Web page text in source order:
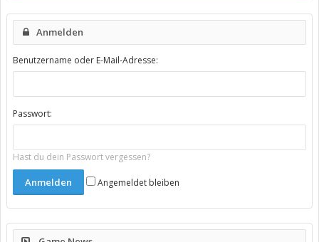
Anmelden
Benutzername oder E-Mail-Adresse:
Passwort:
Hast du dein Passwort vergessen?
Angemeldet bleiben